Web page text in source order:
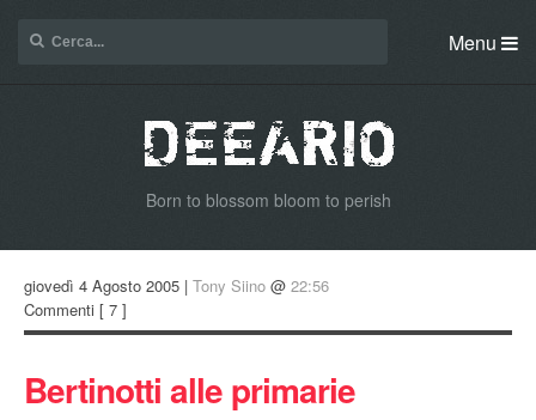
Menu
Born to blossom bloom to perish
giovedì 4 Agosto 2005 | Tony Siino @ 22:56
Commenti [ 7 ]
Bertinotti alle primarie